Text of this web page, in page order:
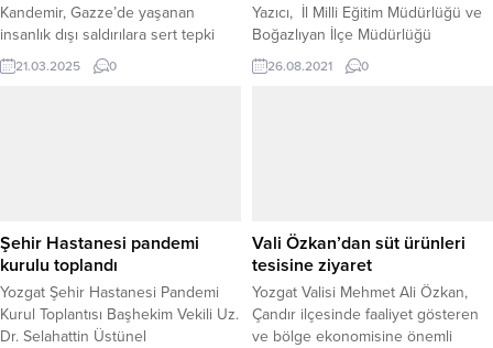
Kandemir, Gazze’de yaşanan
insanlık dışı saldırılara sert tepki
göstererek, İsrail’in uluslararası
hukuku hiçe sayan şiddet
edeceğiz” dedi. “MAZLUMUN
YANINDA, ZALİMLERİN
KARŞISINDAYIZ” İl Başkanı...
21.03.2025 0
Yazıcı, İl Milli Eğitim Müdürlüğü ve
Boğazlıyan İlçe Müdürlüğü
tarafından Konya Ovası Projesi
(KOP)’a sunulan projenin kabul
26.08.2021 0
Şehir Hastanesi pandemi
kurulu toplandı
Yozgat Şehir Hastanesi Pandemi
Kurul Toplantısı Başhekim Vekili Uz.
Dr. Selahattin Üstünel
Vali Özkan’dan süt ürünleri
tesisine ziyaret
Yozgat Valisi Mehmet Ali Özkan,
Çandır ilçesinde faaliyet gösteren
ve bölge ekonomisine önemli